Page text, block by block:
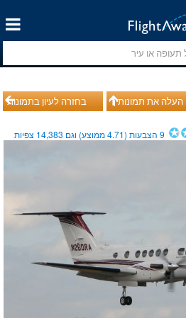
בחזרה לעיון בתמונות העלה את תמונותיך
9הצבעות (4.71ממוצע) וגם 14,383 צפיות